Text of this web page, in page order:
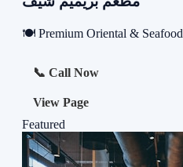
🍽️ Premium Oriental & Seafood
📞 Call Now
View Page
Featured